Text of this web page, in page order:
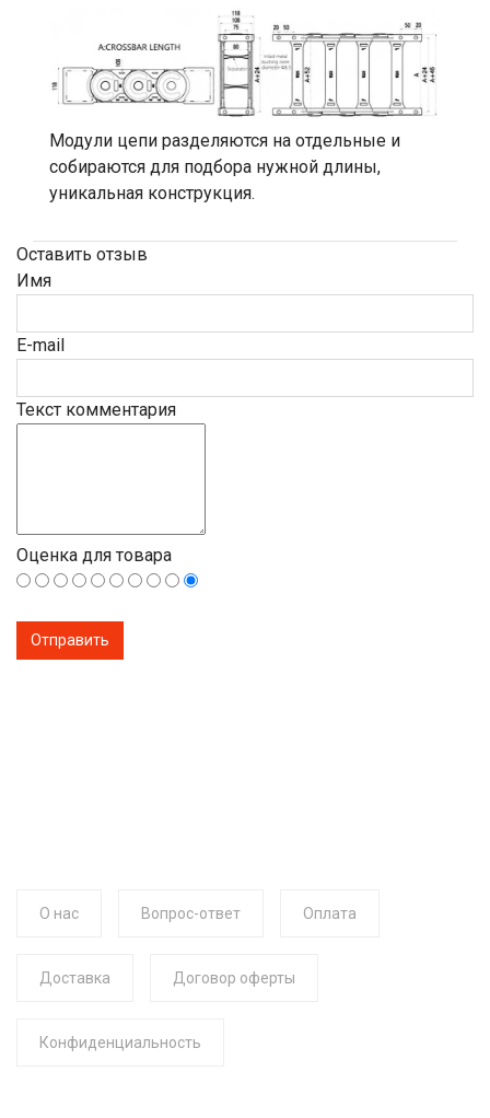
Модули цепи разделяются на отдельные и
собираются для подбора нужной длины,
уникальная конструкция.
Оставить отзыв
Имя
E-mail
Текст комментария
Оценка для товара
О нас Вопрос-ответ Оплата
Доставка Договор оферты
Конфиденциальность